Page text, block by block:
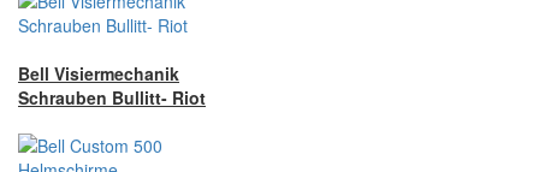
Bell Visiermechanik
Schrauben Bullitt- Riot